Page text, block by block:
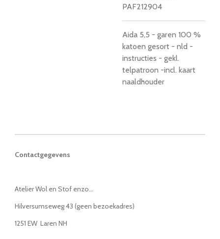
PAF212904
Aida 5,5 - garen 100 %
katoen gesort - nld -
instructies - gekl.
telpatroon -incl. kaart
naaldhouder
Contactgegevens
Atelier Wol en Stof enzo...
Hilversumseweg 43 (geen bezoekadres)
1251 EW Laren NH